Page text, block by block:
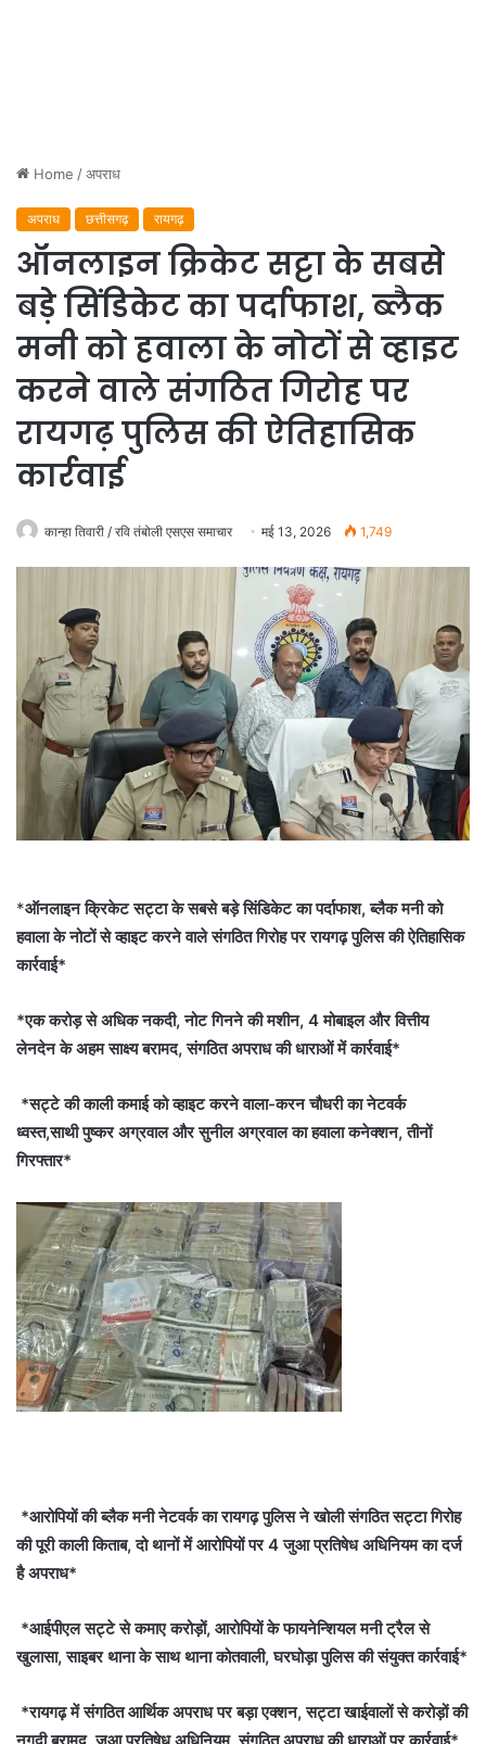
Home /अपराध
अपराध छत्तीसगढ़ रायगढ़
ऑनलाइन क्रिकेट सट्टा के सबसे
बड़े सिंडिकेट का पर्दाफाश, ब्लैक
मनी को हवाला के नोटों से व्हाइट
करने वाले संगठित गिरोह पर
रायगढ़ पुलिस की ऐतिहासिक
कार्रवाई
कान्हा तिवारी / रवि तंबोली एसएस समाचार मई 13, 2026 1,749
*ऑनलाइन क्रिकेट सट्टा के सबसे बड़े सिंडिकेट का पर्दाफाश, ब्लैक मनी को
हवाला के नोटों से व्हाइट करने वाले संगठित गिरोह पर रायगढ़ पुलिस की ऐतिहासिक
कार्रवाई*
*एक करोड़ से अधिक नकदी, नोट गिनने की मशीन, 4 मोबाइल और वित्तीय
लेनदेन के अहम साक्ष्य बरामद, संगठित अपराध की धाराओं में कार्रवाई*
*सट्टे की काली कमाई को व्हाइट करने वाला-करन चौधरी का नेटवर्क
ध्वस्त,साथी पुष्कर अग्रवाल और सुनील अग्रवाल का हवाला कनेक्शन, तीनों
गिरफ्तार*
*आरोपियों की ब्लैक मनी नेटवर्क का रायगढ़ पुलिस ने खोली संगठित सट्टा गिरोह
की पूरी काली किताब, दो थानों में आरोपियों पर 4 जुआ प्रतिषेध अधिनियम का दर्ज
है अपराध*
*आईपीएल सट्टे से कमाए करोड़ों, आरोपियों के फायनेन्शियल मनी ट्रैल से
खुलासा, साइबर थाना के साथ थाना कोतवाली, घरघोड़ा पुलिस की संयुक्त कार्रवाई*
*रायगढ़ में संगठित आर्थिक अपराध पर बड़ा एक्शन, सट्टा खाईवालों से करोड़ों की